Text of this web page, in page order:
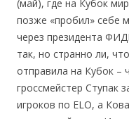
(май), где на Кубок
позже «пробил» себе
через президента
так, но cтранно ли,
отправила на Кубок –
гроссмейстер Ступак
игроков по ELO, а